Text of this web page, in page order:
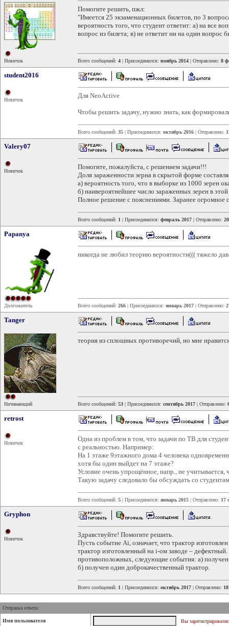
Новичок
Помогите решить, пжл:
"Имеется 25 экзаменационных билетов, по 3
вероятность того, что студент ответит: а) на все
вопрос из билета; в) не ответит ни на один вопрос
Всего сообщений: 4 | Присоединился: ноябрь 2014 | Отправлено: 8
student2016
Новичок
Для NeoActive
Чтобы решить задачу, нужно знать, как
Всего сообщений: 35 | Присоединился: октябрь 2016 | Отправлено:
Valery07
Новичок
Помогите, пожалуйста, с решением задачи!!!
Доля зараженности зерна в скрытой форме
а) вероятность того, что в выборке из 1000 зерен
б) наивероятнейшее число зараженных зерен в
Полное решение с пояснениями. Заранее огромное
Всего сообщений: 1 | Присоединился: февраль 2017 | Отправлено:
Papanya
Долгожитель
никогда не любил теорию вероятности((( тяжело
Всего сообщений: 266 | Присоединился: январь 2017 | Отправлено:
Tanger
Начинающий
теория из сплошных противоречий, но мне
Всего сообщений: 53 | Присоединился: сентябрь 2017 | Отправлено:
retrost
Новичок
Одна из проблем в том, что задачи по ТВ для
с реальностью. Например:
На 1 этаже 9этажного дома 4 человека
хотя бы один выйдет на 7 этаже?
Условие очень упрощённое, напр., не учитывается,
Такую задачу следовало бы обсуждать со
Всего сообщений: 5 | Присоединился: январь 2015 | Отправлено: 17
Gryphon
Новичок
Здравствуйте! Помогите решить.
Пусть событие Аi, означает, что трактор
трактор изготовленный на i-ом заводе –
противоположных, следующие события: а) получен
б) получен один доброкачественный трактор.
Всего сообщений: 1 | Присоединился: октябрь 2017 | Отправлено:
Отправка ответа:
Имя пользователя Вы